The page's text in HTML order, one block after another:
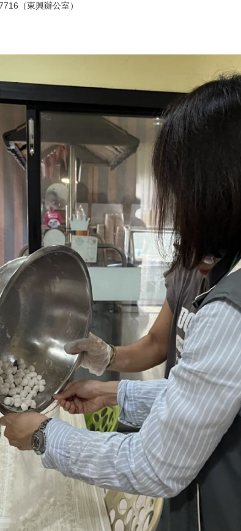
（東興辦公室）